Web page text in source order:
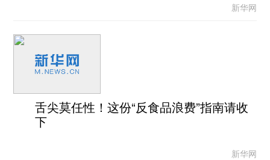
新华网
舌尖莫任性！这份“反食品浪费”指南请收
下
新华网